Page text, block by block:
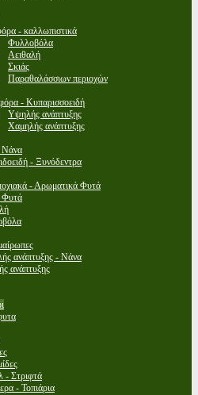
- καλλωπιστικά
Φυλλοβόλα
Αειθαλή
Σκιάς
Παραθαλάσσιων περιοχών
- Κυπαρισσοειδή
Υψηλής ανάπτυξης
Χαμηλής ανάπτυξης
Νάνα
- Ξυνόδεντρα
- Αρωματικά Φυτά
Φυτά
ανάπτυξης - Νάνα
ανάπτυξης
- Στριφτά
- Τοπιάρια